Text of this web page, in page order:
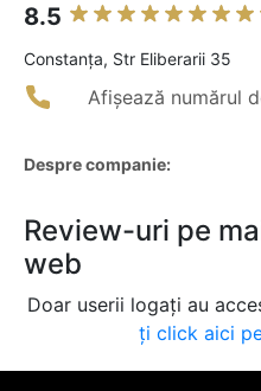
8.5
Constanţa, Str Eliberarii 35
Afișează numărul
Despre companie:
Review-uri pe
web
Doar userii logați au
ți click aici